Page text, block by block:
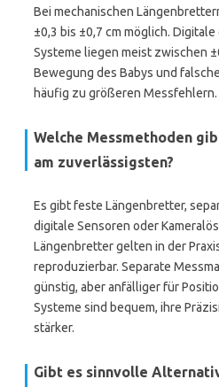
Bei mechanischen
±0,3 bis ±0,7 cm möglich.
Systeme liegen meist zwischen
Bewegung des Babys und
häufig zu größeren Messfehlern.
Welche Messmethoden
am zuverlässigsten?
Es gibt feste Längenbretter,
digitale Sensoren oder
Längenbretter gelten in der
reproduzierbar. Separate
günstig, aber anfälliger für
Systeme sind bequem, ihre
stärker.
Gibt es sinnvolle